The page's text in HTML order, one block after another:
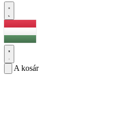
A kosár